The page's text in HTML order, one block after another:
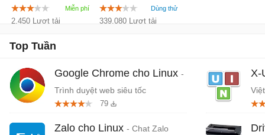
Linux
2.450 Lượt tải
ZIP... trên macOS
339.080 Lượt tải
Top Tuần
Google Chrome cho Linux -
Trình duyệt web siêu tốc
79
Zalo cho Linux - Chat Zalo
X-